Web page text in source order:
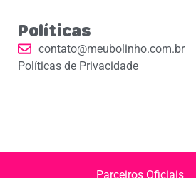
Políticas
contato@meubolinho.com.br
Políticas de Privacidade
Parceiros Oficiais